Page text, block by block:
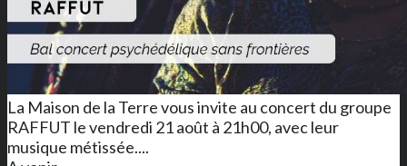
La Maison de la Terre vous invite au concert du groupe
RAFFUT le vendredi 21 août à 21h00, avec leur
musique métissée....